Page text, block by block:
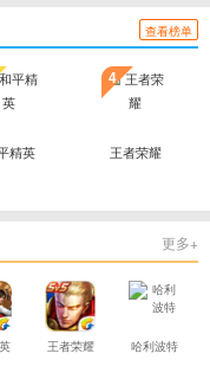
查看榜单
精英 王者荣耀
4
更多+
王者荣耀 哈利波特